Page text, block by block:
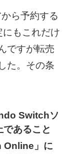
ら予約する
もこれだけ
ですが転売
た。その条
Switchソ
あること
Online」に